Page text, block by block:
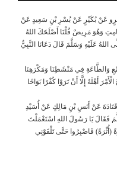
عَنْ بُكَيْرٍ عَنْ بُسْرِ بْنِ سَعِيدٍ عَنْ
وَهُوَ مَرِيضٌ قُلْنَا أَصْلَحَكَ اللهُ
عَلَيْهِ وَسَلَّمَ قَالَ دَعَانَا النَّبِيُّ
وَالطَّاعَةِ فِي مَنْشَطِنَا وَمَكْرَهِنَا
أَهْلَهُ إِلَّا أَنْ تَرَوْا كُفْرًا بَوَاحًا
قَتَادَةَ عَنْ أَنَسِ بْنِ مَالِكٍ عَنْ أُسَيْدِ
فَقَالَ يَا رَسُولَ اللهِ اسْتَعْمَلْتَ
(أُثْرَةً) فَاصْبِرُوا حَتَّى تَلْقَوْنِي